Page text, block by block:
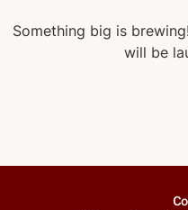
Something big is
will be